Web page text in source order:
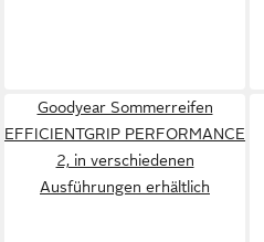
Goodyear Sommerreifen
EFFICIENTGRIP PERFORMANCE
2, in verschiedenen
Ausführungen erhältlich